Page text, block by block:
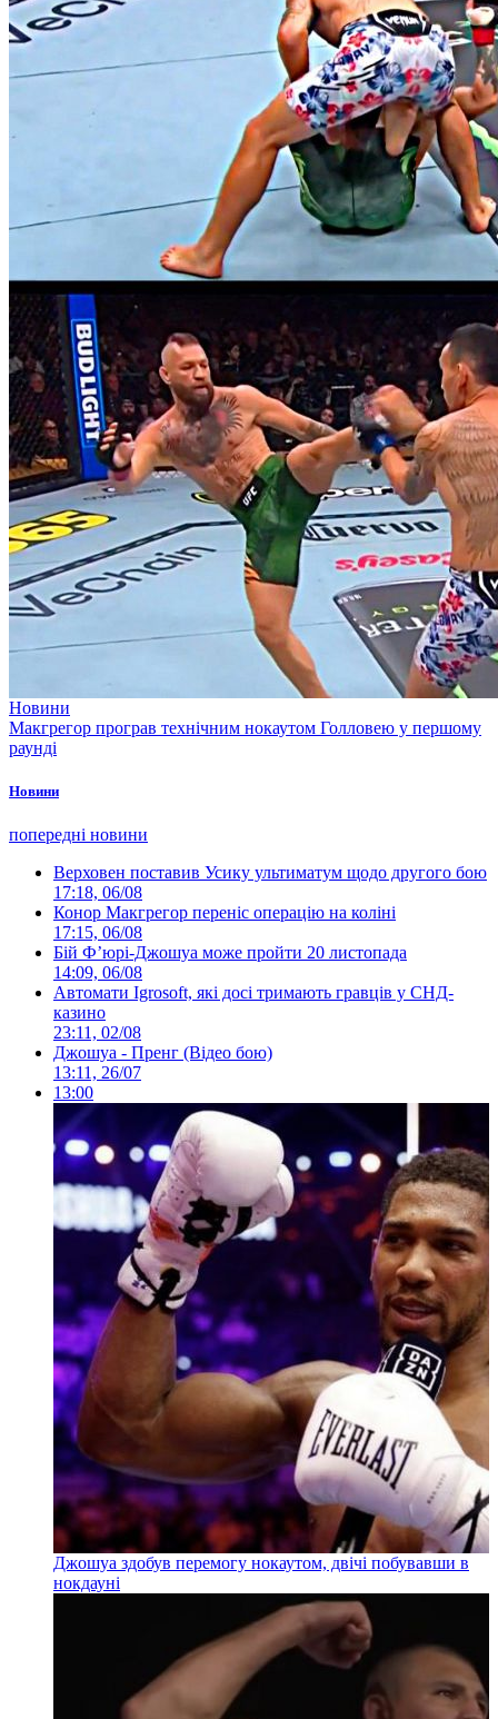
Новини
Макгрегор програв технічним нокаутом Голловею у першому
раунді
Новини
попередні новини
Верховен поставив Усику ультиматум щодо другого бою
17:18, 06/08
Конор Макгрегор переніс операцію на коліні
17:15, 06/08
Бій Ф’юрі-Джошуа може пройти 20 листопада
14:09, 06/08
Автомати Igrosoft, які досі тримають гравців у СНД-
казино
23:11, 02/08
Джошуа - Пренг (Відео бою)
13:11, 26/07
13:00
Джошуа здобув перемогу нокаутом, двічі побувавши в
нокдауні